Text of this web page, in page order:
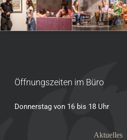
Öffnungszeiten im Büro
Donnerstag von 16 bis 18 Uhr
Aktuelles